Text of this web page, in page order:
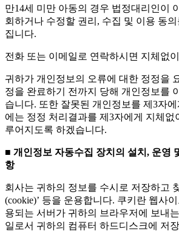
만14세 미만 아동의 경우 법정대리인이
회하거나 수정할 권리, 수집 및 이용 동
집니다.
전화 또는 이메일로 연락하시면 지체없
귀하가 개인정보의 오류에 대한 정정을
정을 완료하기 전까지 당해 개인정보를
습니다. 또한 잘못된 개인정보를 제3자
에는 정정 처리결과를 제3자에게 지체없
루어지도록 하겠습니다.
■ 개인정보 자동수집 장치의 설치, 운영
항
회사는 귀하의 정보를 수시로 저장하고
(cookie)’ 등을 운용합니다. 쿠키란 웹사
용되는 서버가 귀하의 브라우저에 보내
일로서 귀하의 컴퓨터 하드디스크에 저